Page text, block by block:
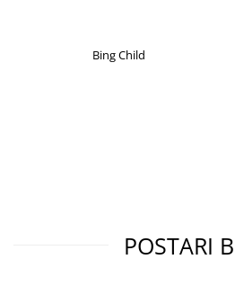
Cars
POSTARI